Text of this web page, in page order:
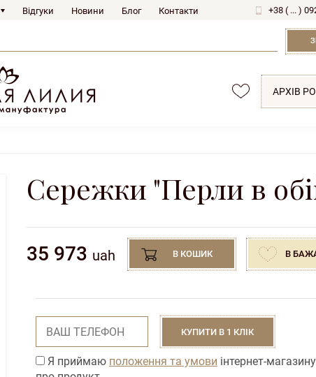
Відгуки Новини Блог Контакти
+38 ( ... )
АРХІВ
Сережки "Перли в
35 973 uah В КОШИК В
КУПИТИ В 1 КЛІК
Я приймаю положення та умови інтернет-